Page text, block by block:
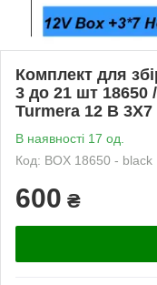
Комплект для
3 до 21 шт 18650
Turmera 12 В 3X7
В наявності 17 од.
Код: BOX 18650 - black
600 ₴